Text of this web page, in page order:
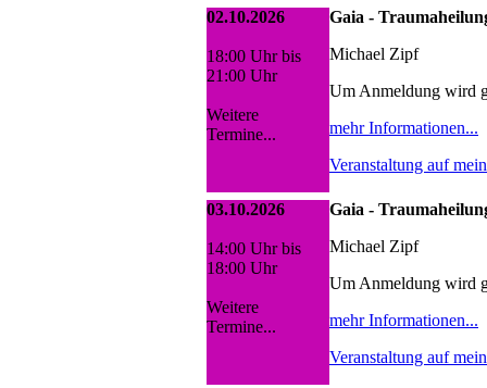
02.10.2026
18:00 Uhr bis
21:00 Uhr
Weitere
Termine...
Gaia -
Michael Zipf
Um Anmeldung wird
mehr Informationen...
Veranstaltung auf
03.10.2026
14:00 Uhr bis
18:00 Uhr
Weitere
Termine...
Gaia -
Michael Zipf
Um Anmeldung wird
mehr Informationen...
Veranstaltung auf